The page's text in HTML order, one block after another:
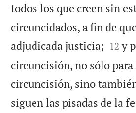
todos los que creen sin
circuncidados, a fin de
adjudicada justicia; 

12 y
circuncisión, no sólo para
circuncisión, sino
siguen las pisadas de la